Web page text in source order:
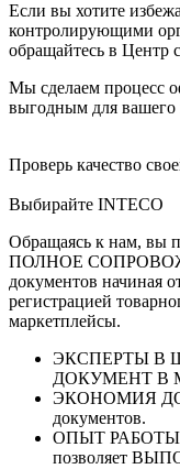
Если вы хотите
контролирующими
обращайтесь в
Мы сделаем процесс
выгодным для вашего
Проверь качество
Выбирайте INTECO
Обращаясь к нам, вы
ПОЛНОЕ
документов начиная
регистрацией
маркетплейсы.
ЭКСПЕРТЫ В
ДОКУМЕНТ В
ЭКОНОМИЯ ДО
документов.
ОПЫТ РАБОТЫ
позволяет